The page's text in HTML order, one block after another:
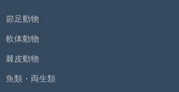
節足動物
軟体動物
棘皮動物
魚類・両生類